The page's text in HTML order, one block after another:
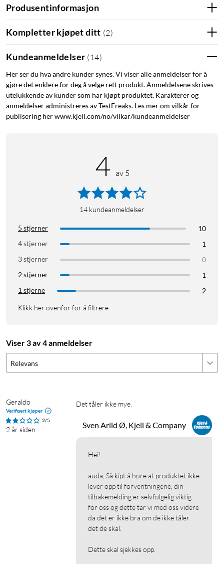
Produsentinformasjon
Kompletter kjøpet ditt (2)
Kundeanmeldelser ( 14)
Her ser du hva andre kunder synes. Vi viser alle anmeldelser for å
gjøre det enklere for deg å velge rett produkt. Anmeldelsene skrives
utelukkende av kunder som har kjøpt produktet. Karakterer og
anmeldelser administreres av TestFreaks. Les mer om vilkår for
publisering her www.kjell.com/no/vilkar/kundeanmeldelser
4 av 5
14 kundeanmeldelser
5 stjerner
10
4 stjerner
1
3 stjerner
0
2 stjerner
1
1 stjerne
2
Klikk her ovenfor for å filtrere
Viser 3 av 4 anmeldelser
Relevans
Geraldo
Verifisert kjøper
2/5
2 år siden
Det tåler ikke mye.
Sven Arild Ø, Kjell & Company
Hei!
auda, Så kipt å høre at produktet ikke
lever opp til forventningene, din
tilbakemelding er selvfølgelig viktig
for oss og dette tar vi med oss videre
da det er ikke bra om de ikke tåler
det de skal.
Dette skal sjekkes opp.